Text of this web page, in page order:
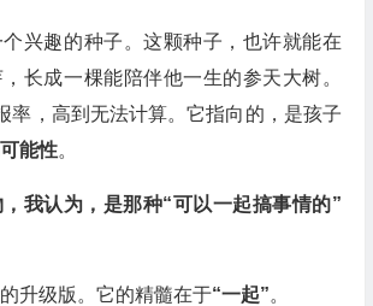
兴趣的种子。这颗种子，也许就能在
长成一棵能陪伴他一生的参天大树。
率，高到无法计算。它指向的，是孩子
能性。
我认为，是那种“可以一起搞事情的”
升级版。它的精髓在于“一起”。